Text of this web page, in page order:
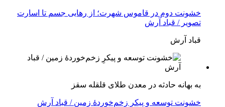
خشونت دوم در قاموس شهرت؛ از رهایی جسم تا اسارت
تصویر / قباد آرش
قباد آرش
بە بهانه حادثە در معدن طلای قلقله سقز
خشونت توسعه و پیکرِ زخم‌خوردهٔ زمین / قباد آرش